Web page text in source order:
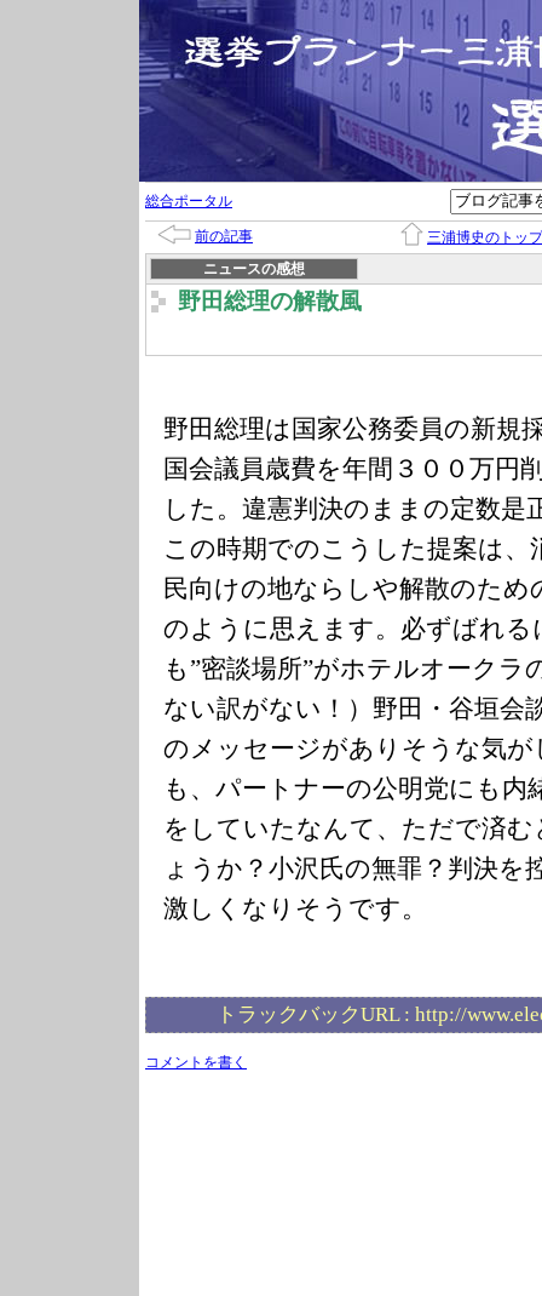
総合ポータル
前の記事
三浦博史のトップ
ニュースの感想
野田総理の解散風
野田総理は国家公務委員の新規
国会議員歳費を年間３００万円
した。違憲判決のままの定数是
この時期でのこうした提案は、
民向けの地ならしや解散のた
のように思えます。必ずばれ
も”密談場所”がホテルオークラ
ない訳がない！）野田・谷垣会
のメッセージがありそうな気
も、パートナーの公明党にも内
をしていたなんて、ただで済
ょうか？小沢氏の無罪？判決を
激しくなりそうです。
トラックバックURL : http://
コメントを書く